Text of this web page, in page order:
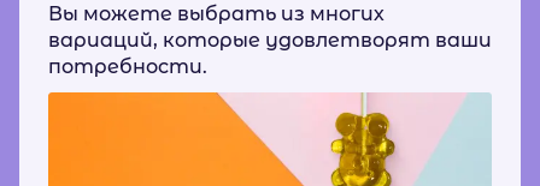
Вы можете выбрать из многих
вариаций, которые удовлетворят ваши
потребности.